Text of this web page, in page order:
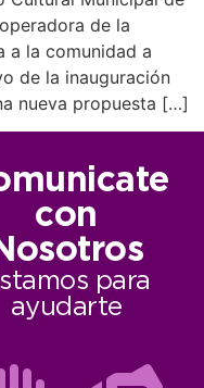
de la
a la comunidad a
de la inauguración
nueva propuesta […]
con
para
ayudarte